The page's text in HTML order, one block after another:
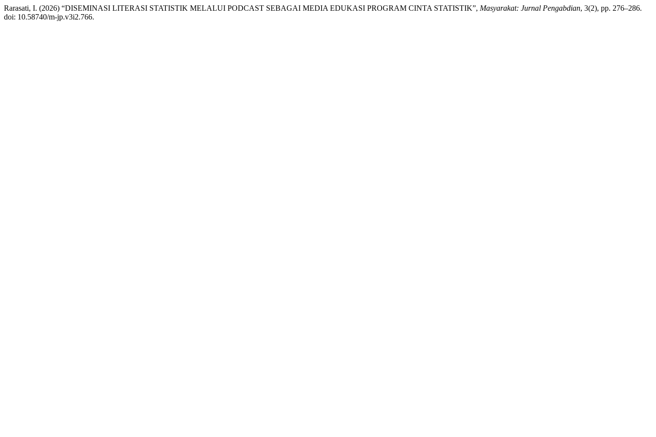
Rarasati, I. (2026) “DISEMINASI LITERASI STATISTIK MELALUI PODCAST SEBAGAI MEDIA EDUKASI PROGRAM CINTA STATISTIK”, Masyarakat: Jurnal Pengabdian, 3(2), pp. 276–286.
doi: 10.58740/m-jp.v3i2.766.